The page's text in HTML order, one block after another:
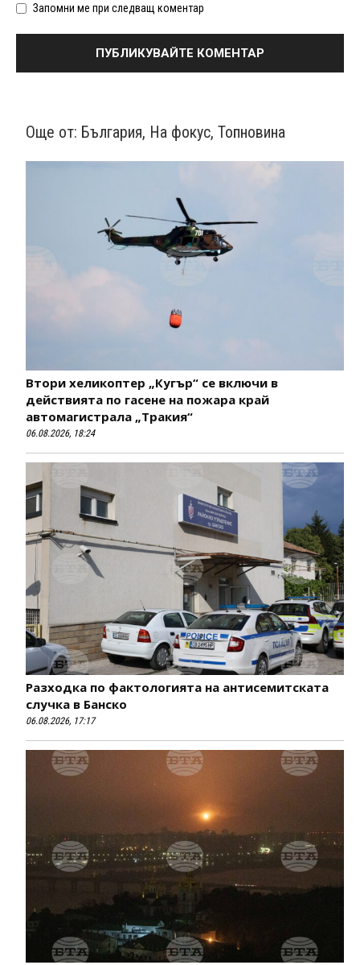
Запомни ме при следващ коментар
Още от: България, На фокус, Топновина
Втори хеликоптер „Кугър“ се включи в
действията по гасене на пожара край
автомагистрала „Тракия“
06.08.2026, 18:24
Разходка по фактологията на антисемитската
случка в Банско
06.08.2026, 17:17